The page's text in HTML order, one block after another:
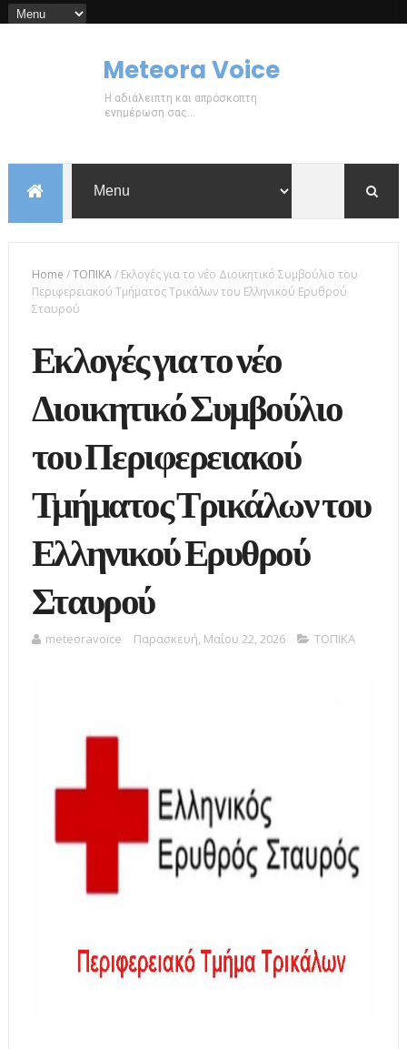
Meteora Voice
Η αδιάλειπτη και απρόσκοπτη
ενημέρωση σας...
Home /ΤΟΠΙΚΑ/ Εκλογές για το νέο Διοικητικό Συμβούλιο του
Περιφερειακού Τμήματος Τρικάλων του Ελληνικού Ερυθρού
Σταυρού
Εκλογές για το νέο
Διοικητικό Συμβούλιο
του Περιφερειακού
Τμήματος Τρικάλων του
Ελληνικού Ερυθρού
Σταυρού
meteoravoice Παρασκευή, Μαΐου 22, 2026 ΤΟΠΙΚΑ